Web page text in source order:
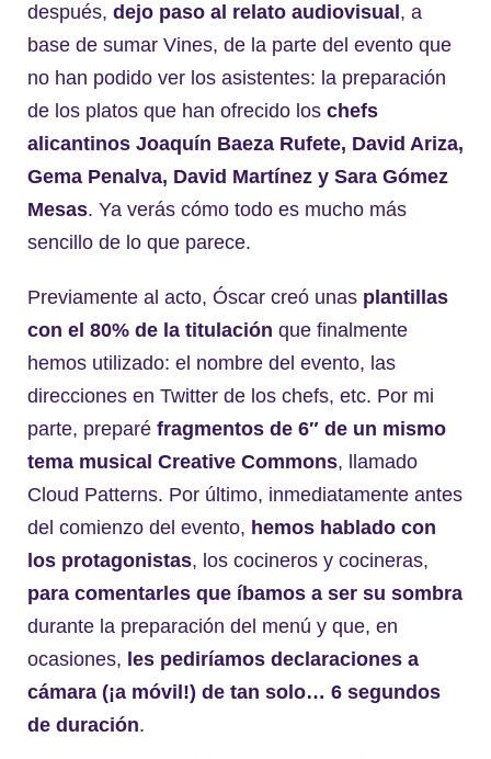
después, dejo paso al relato audiovisual , a
base de sumar Vines, de la parte del evento que
no han podido ver los asistentes: la preparación
de los platos que han ofrecido los chefs
alicantinos Joaquín Baeza Rufete, David Ariza,
Gema Penalva, David Martínez y Sara Gómez
Mesas. Ya verás cómo todo es mucho más
sencillo de lo que parece.
Previamente al acto, Óscar creó unas plantillas
con el 80% de la titulación que finalmente
hemos utilizado: el nombre del evento, las
direcciones en Twitter de los chefs, etc. Por mi
parte, preparé fragmentos de 6″ de un mismo
tema musical Creative Commons, llamado
Cloud Patterns. Por último, inmediatamente antes
del comienzo del evento, hemos hablado con
los protagonistas, los cocineros y cocineras,
para comentarles que íbamos a ser su sombra
durante la preparación del menú y que, en
ocasiones, les pediríamos declaraciones a
cámara (¡a móvil!) de tan solo… 6 segundos
de duración.